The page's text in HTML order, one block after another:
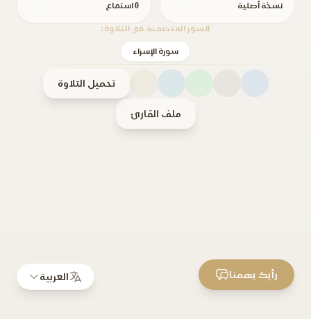
نسخة أصلية 0 استماع
السور المتضمنة في التلاوة:
سورة الإسراء
تحميل التلاوة
ملف القارئ
العربية رأيك يهمنا